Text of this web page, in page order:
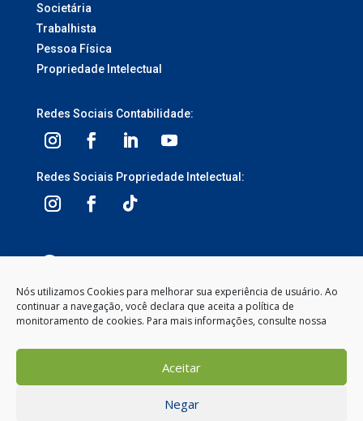
Nós utilizamos Cookies para melhorar sua experiência de usuário. Ao
continuar a navegação, você declara que aceita a política de
monitoramento de cookies. Para mais informações, consulte nossa
Aceitar
Negar
Societária
Trabalhista
Pessoa Física
Propriedade Intelectual
Redes Sociais Contabilidade:
Redes Sociais Propriedade Intelectual:
Segunda à Sexta-feira
8:00 às 12:00 – 13:30 às 18:00